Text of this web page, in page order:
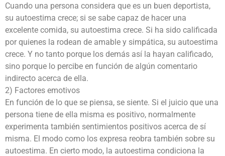
Cuando una persona considera que es un buen deportista,
su autoestima crece; si se sabe capaz de hacer una
excelente comida, su autoestima crece. Si ha sido calificada
por quienes la rodean de amable y simpática, su autoestima
crece. Y no tanto porque los demás así la hayan calificado,
sino porque lo percibe en función de algún comentario
indirecto acerca de ella.
2) Factores emotivos
En función de lo que se piensa, se siente. Si el juicio que una
persona tiene de ella misma es positivo, normalmente
experimenta también sentimientos positivos acerca de sí
misma. El modo como los expresa reobra también sobre su
autoestima. En cierto modo, la autoestima condiciona la